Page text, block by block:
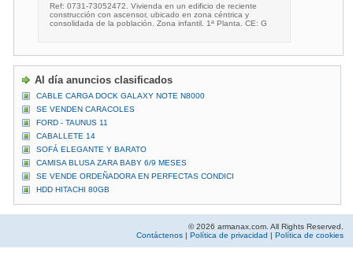
Ref: 0731-73052472. Vivienda en un edificio de reciente
construcción con ascensor, ubicado en zona céntrica y
consolidada de la población. Zona infantil. 1ª Planta. CE: G
Al día anuncios clasificados
CABLE CARGA DOCK GALAXY NOTE N8000
SE VENDEN CARACOLES
FORD - TAUNUS 11
CABALLETE 14
SOFÁ ELEGANTE Y BARATO
CAMISA BLUSA ZARA BABY 6/9 MESES
SE VENDE ORDEÑADORA EN PERFECTAS CONDICI
HDD HITACHI 80GB
© 2026 armanax.com. All Rights Reserved.
Contáctenos | Política de privacidad | Política de cookies